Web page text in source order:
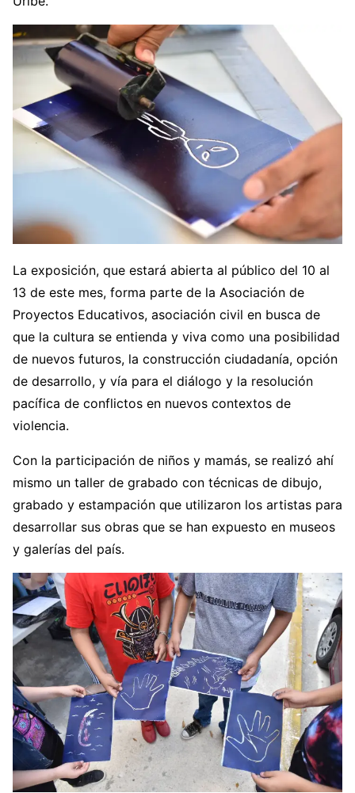
La exposición, que estará abierta al público del 10 al
13 de este mes, forma parte de la Asociación de
Proyectos Educativos, asociación civil en busca de
que la cultura se entienda y viva como una posibilidad
de nuevos futuros, la construcción ciudadanía, opción
de desarrollo, y vía para el diálogo y la resolución
pacífica de conflictos en nuevos contextos de
violencia.
Con la participación de niños y mamás, se realizó ahí
mismo un taller de grabado con técnicas de dibujo,
grabado y estampación que utilizaron los artistas para
desarrollar sus obras que se han expuesto en museos
y galerías del país.